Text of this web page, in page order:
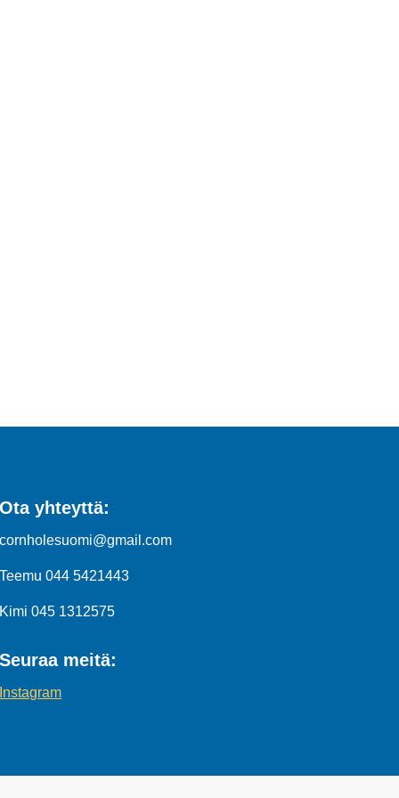
Ota yhteyttä:
cornholesuomi@gmail.com
Teemu 044 5421443
Kimi 045 1312575
Seuraa meitä:
Instagram